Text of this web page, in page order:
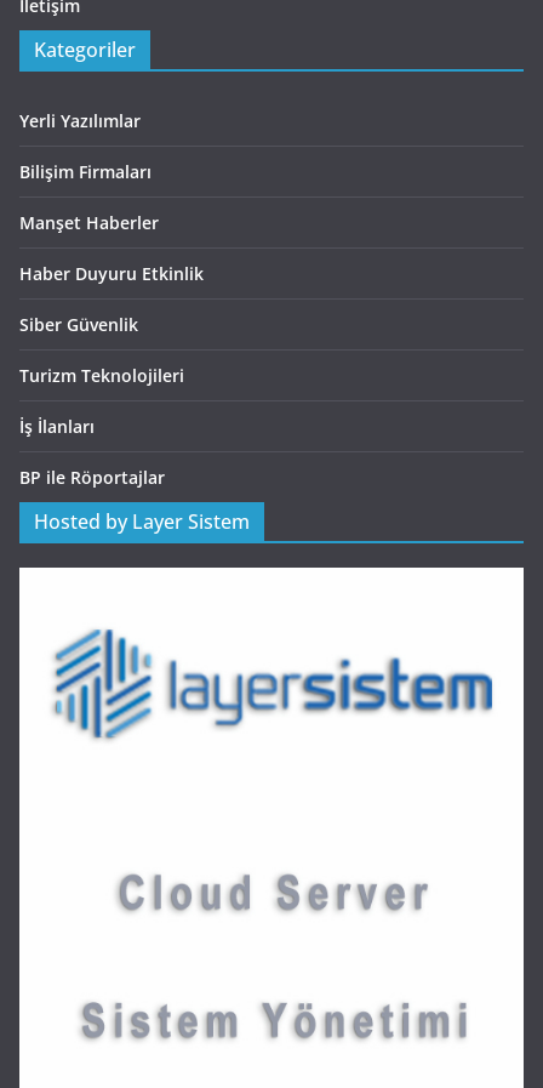
İletişim
Kategoriler
Yerli Yazılımlar
Bilişim Firmaları
Manşet Haberler
Haber Duyuru Etkinlik
Siber Güvenlik
Turizm Teknolojileri
İş İlanları
BP ile Röportajlar
Hosted by Layer Sistem